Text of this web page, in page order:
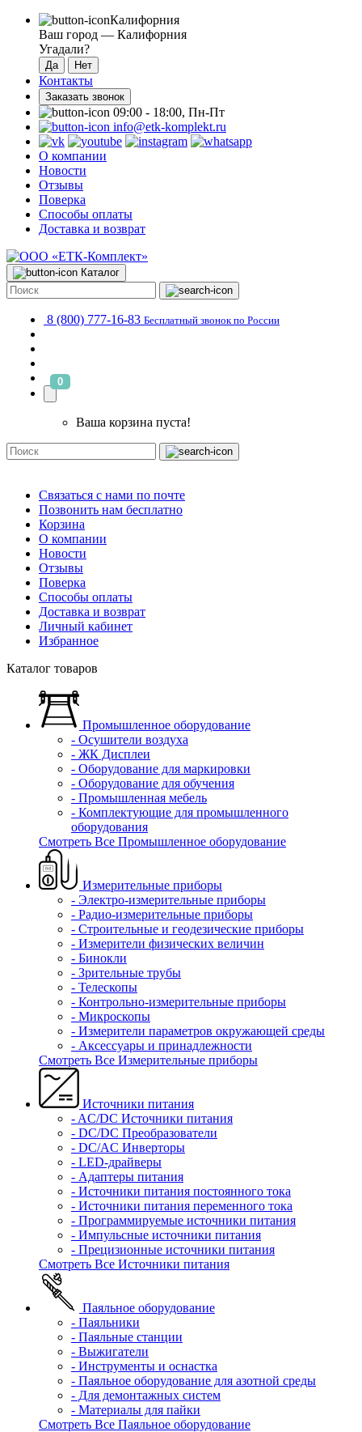
Калифорния
Ваш город — Калифорния
Угадали?
Контакты
Заказать звонок
09:00 - 18:00, Пн-Пт
info@etk-komplekt.ru
О компании
Новости
Отзывы
Поверка
Способы оплаты
Доставка и возврат
Каталог
8 (800) 777-16-83 Бесплатный звонок по России
0
Ваша корзина пуста!
Связаться с нами по почте
Позвонить нам бесплатно
Корзина
О компании
Новости
Отзывы
Поверка
Способы оплаты
Доставка и возврат
Личный кабинет
Избранное
Каталог товаров
Промышленное оборудование
- Осушители воздуха
- ЖК Дисплеи
- Оборудование для маркировки
- Оборудование для обучения
- Промышленная мебель
- Комплектующие для промышленного
оборудования
Смотреть Все Промышленное оборудование
Измерительные приборы
- Электро-измерительные приборы
- Радио-измерительные приборы
- Строительные и геодезические приборы
- Измерители физических величин
- Бинокли
- Зрительные трубы
- Телескопы
- Контрольно-измерительные приборы
- Микроскопы
- Измерители параметров окружающей среды
- Аксессуары и принадлежности
Смотреть Все Измерительные приборы
Источники питания
- AC/DC Источники питания
- DC/DC Преобразователи
- DC/AC Инверторы
- LED-драйверы
- Адаптеры питания
- Источники питания постоянного тока
- Источники питания переменного тока
- Программируемые источники питания
- Импульсные источники питания
- Прецизионные источники питания
Смотреть Все Источники питания
Паяльное оборудование
- Паяльники
- Паяльные станции
- Выжигатели
- Инструменты и оснастка
- Паяльное оборудование для азотной среды
- Для демонтажных систем
- Материалы для пайки
Смотреть Все Паяльное оборудование